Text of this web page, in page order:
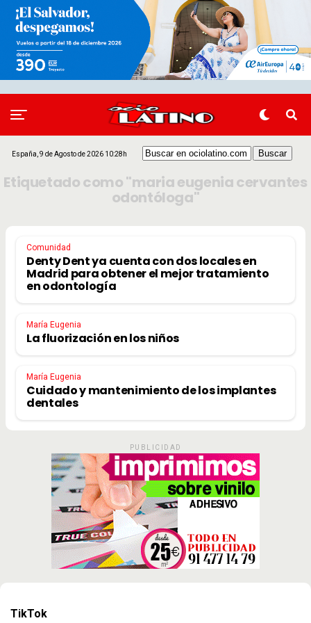
España, 9 de Agosto de 2026 10:28h
Etiquetado como "maria eugenia cervantes
odontóloga"
Comunidad
Denty Dent ya cuenta con dos locales en
Madrid para obtener el mejor tratamiento
en odontología
María Eugenia
La fluorización en los niños
María Eugenia
Cuidado y mantenimiento de los implantes
dentales
PUBLICIDAD
TikTok